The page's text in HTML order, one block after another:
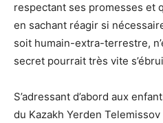
respectant ses promesses et
en sachant réagir si
soit humain-extra-terrestre,
secret pourrait très vite
S’adressant d’abord aux
du Kazakh Yerden Telemissov